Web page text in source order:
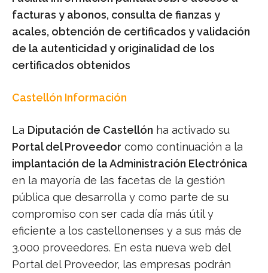
facturas y abonos, consulta de fianzas y
acales, obtención de certificados y validación
de la autenticidad y originalidad de los
certificados obtenidos
Castellón Información
La Diputación de Castellón ha activado su
Portal del Proveedor como continuación a la
implantación de la Administración Electrónica
en la mayoría de las facetas de la gestión
pública que desarrolla y como parte de su
compromiso con ser cada día más útil y
eficiente a los castellonenses y a sus más de
3.000 proveedores. En esta nueva web del
Portal del Proveedor, las empresas podrán